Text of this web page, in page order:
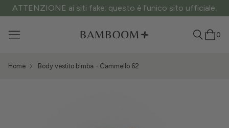
ATTENZIONE ai siti fake: questo è l’unico sito ufficiale.
0
Home Body vestito bimba - Cammello 62